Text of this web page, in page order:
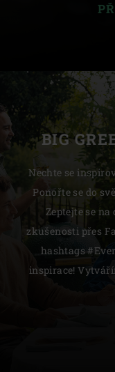
BIG
Nechte se
Ponořte se do
Zeptejte se na
zkušenosti přes
hashtags
inspirace!